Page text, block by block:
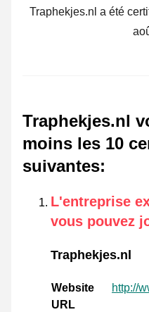
Traphekjes.nl a été
Traphekjes.nl
moins les 10
suivantes:
L'entreprise
vous pouvez
Traphekjes.nl
Website
URL
http://